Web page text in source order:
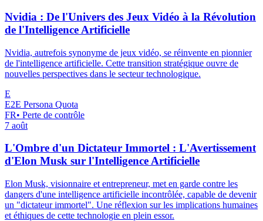
Nvidia : De l'Univers des Jeux Vidéo à la Révolution
de l'Intelligence Artificielle
Nvidia, autrefois synonyme de jeux vidéo, se réinvente en pionnier
de l'intelligence artificielle. Cette transition stratégique ouvre de
nouvelles perspectives dans le secteur technologique.
E
E2E Persona Quota
FR• Perte de contrôle
7 août
L'Ombre d'un Dictateur Immortel : L'Avertissement
d'Elon Musk sur l'Intelligence Artificielle
Elon Musk, visionnaire et entrepreneur, met en garde contre les
dangers d'une intelligence artificielle incontrôlée, capable de devenir
un "dictateur immortel". Une réflexion sur les implications humaines
et éthiques de cette technologie en plein essor.